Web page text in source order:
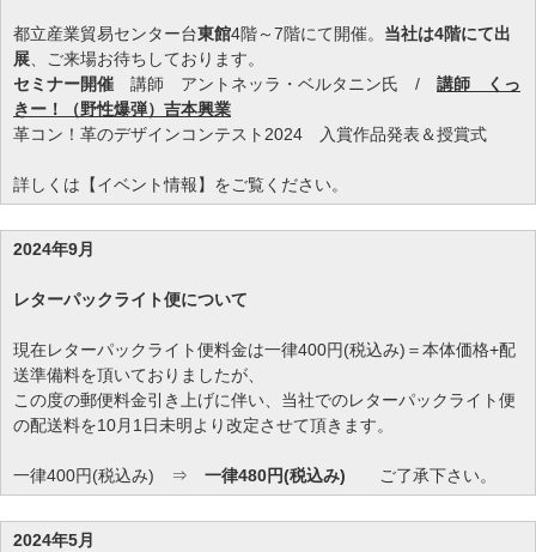
都立産業貿易センター台東館4階～7階にて開催。 当社は4階にて出
展 、ご来場お待ちしております。
セミナー開催 講師 アントネッラ・ベルタニン氏 / 講師 くっ
きー！（野性爆弾）吉本興業
革コン！革のデザインコンテスト2024 入賞作品発表＆授賞式
詳しくは【イベント情報】をご覧ください。
2024年9月
レターパックライト便について
現在レターパックライト便料金は一律400円(税込み)＝本体価格+配
送準備料を頂いておりましたが、
この度の郵便料金引き上げに伴い、当社でのレターパックライト便
の配送料を10月1日未明より改定させて頂きます。
一律400円(税込み) ⇒ 一律480円(税込み) ご了承下さい。
2024年5月